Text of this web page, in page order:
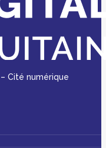
Cité numérique